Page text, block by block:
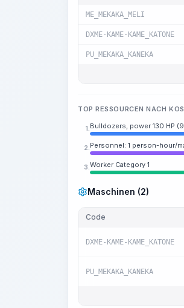
ME_MEKAKA_MELI
DXME-KAME-KAME_KATONE
PU_MEKAKA_KANEKA
TOP RESSOURCEN NACH
1. Bulldozers, power 130 HP
2. Personnel: 1 person-hour/
3. Worker Category 1
Maschinen (2)
Code
DXME-KAME-KAME_KATONE
PU_MEKAKA_KANEKA